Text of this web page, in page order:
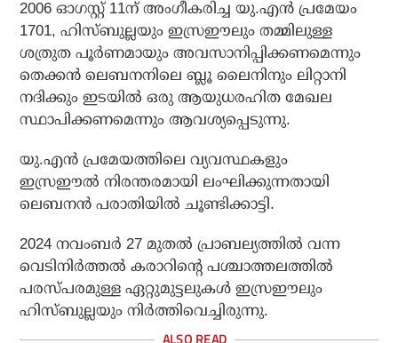
2006 ഓഗസ്റ്റ് 11ന് അംഗീകരിച്ച യു.എന്‍ പ്രമേയം
1701, ഹിസ്ബുല്ലയും ഇസ്രഈലും തമ്മിലുള്ള
ശത്രുത പൂര്‍ണമായും അവസാനിപ്പിക്കണമെന്നും
തെക്കന്‍ ലെബനനിലെ ബ്ലൂ ലൈനിനും ലിറ്റാനി
നദിക്കും ഇടയില്‍ ഒരു ആയുധരഹിത മേഖല
സ്ഥാപിക്കണമെന്നും ആവശ്യപ്പെടുന്നു.
യു.എന്‍ പ്രമേയത്തിലെ വ്യവസ്ഥകളും
ഇസ്രഈല്‍ നിരന്തരമായി ലംഘിക്കുന്നതായി
ലെബനന്‍ പരാതിയില്‍ ചൂണ്ടിക്കാട്ടി.
2024 നവംബര്‍ 27 മുതല്‍ പ്രാബല്യത്തില്‍ വന്ന
വെടിനിര്‍ത്തല്‍ കരാറിന്റെ പശ്ചാത്തലത്തില്‍
പരസ്പരമുള്ള ഏറ്റുമുട്ടലുകള്‍ ഇസ്രഈലും
ഹിസ്ബുല്ലയും നിര്‍ത്തിവെച്ചിരുന്നു.